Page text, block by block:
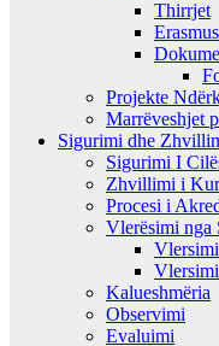
Thirrjet
Projekte
Marrëveshjet
Sigurimi dhe
Sigurimi I
Zhvillimi i
Procesi i
Vlerësimi nga
Vlersimi
Kalueshmëria
Observimi
Evaluimi